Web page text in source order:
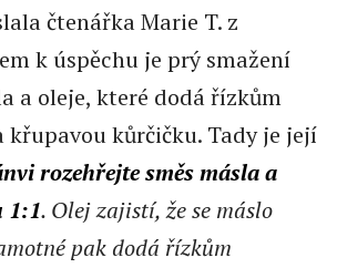
čtenářka Marie T. z
k úspěchu je prý smažení
a oleje, které dodá řízkům
křupavou kůrčičku. Tady je její
rozehřejte směs másla a
1:1. Olej zajistí, že se máslo
pak dodá řízkům